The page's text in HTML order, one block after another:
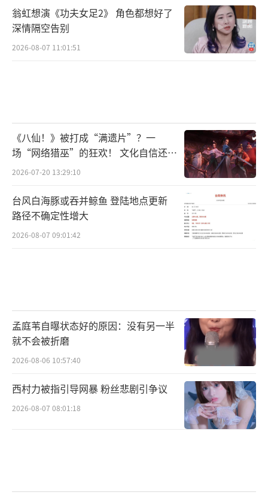
翁虹想演《功夫女足2》 角色都想好了
深情隔空告别
2026-08-07 11:01:51
《八仙！》被打成“满遗片”？一
场“网络猎巫”的狂欢！ 文化自信还是
焦虑？
2026-07-20 13:29:10
台风白海豚或吞并鲸鱼 登陆地点更新
路径不确定性增大
2026-08-07 09:01:42
孟庭苇自曝状态好的原因：没有另一半
就不会被折磨
2026-08-06 10:57:40
西村力被指引导网暴 粉丝悲剧引争议
2026-08-07 08:01:18